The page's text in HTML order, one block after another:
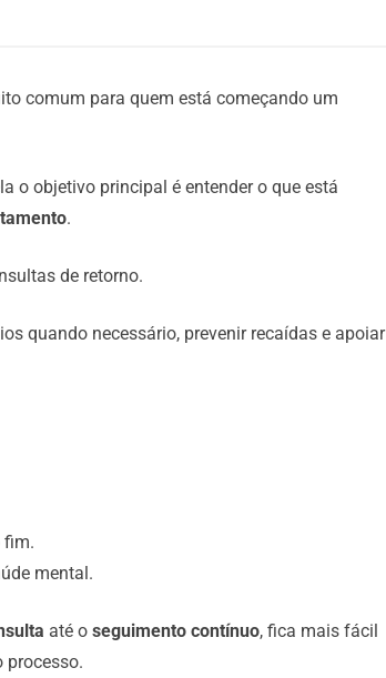
comum para quem está começando um
o objetivo principal é entender o que está
.
de retorno.
quando necessário, prevenir recaídas e apoiar
fim.
mental.
até o seguimento contínuo, fica mais fácil
processo.